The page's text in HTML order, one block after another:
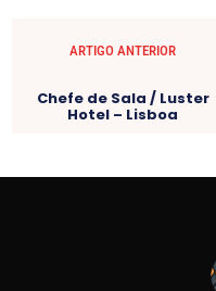
ARTIGO ANTERIOR
Chefe de Sala / Luster
Hotel – Lisboa